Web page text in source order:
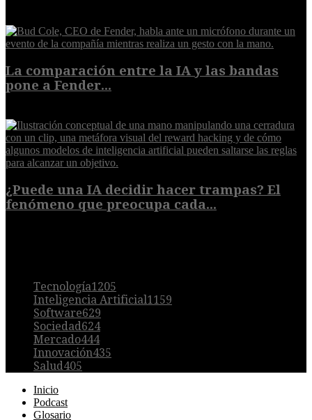
La comparación entre la IA y las bandas
pone a Fender...
¿Puede una IA decidir hacer trampas? El
fenómeno que preocupa cada...
Tecnología1205
Inteligencia Artificial1159
Software629
Sociedad624
Mercado444
Innovación435
Salud405
Inicio
Podcast
Glosario